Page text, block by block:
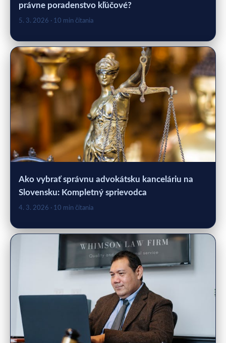
právne poradenstvo kľúčové?
5. 3. 2026 · 10 min čítania
Ako vybrať správnu advokátsku kanceláriu na
Slovensku: Kompletný sprievodca
4. 3. 2026 · 10 min čítania